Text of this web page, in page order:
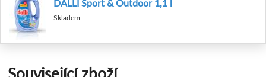
DALLI Sport & Outdoor 1,1 l
Skladem